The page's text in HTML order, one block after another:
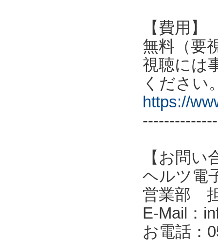
【費用】
無料（要
視聴には
ください
https://
【お問い
ヘルツ電
営業部
E-Mail：
お電話：